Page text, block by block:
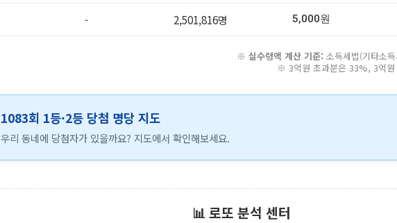
- 2,501,816명 5,000원
※ 실수령액 계산 기준: 소득세법(기타소
※ 3억원 초과분은 33%, 3억
1083회 1등·2등 당첨 명당 지도
우리 동네에 당첨자가 있을까요? 지도에서 확인해보세요.
📊 로또 분석 센터